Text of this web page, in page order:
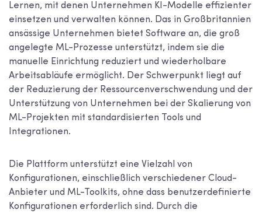
Lernen, mit denen Unternehmen KI-Modelle effizienter
einsetzen und verwalten können. Das in Großbritannien
ansässige Unternehmen bietet Software an, die groß
angelegte ML-Prozesse unterstützt, indem sie die
manuelle Einrichtung reduziert und wiederholbare
Arbeitsabläufe ermöglicht. Der Schwerpunkt liegt auf
der Reduzierung der Ressourcenverschwendung und der
Unterstützung von Unternehmen bei der Skalierung von
ML-Projekten mit standardisierten Tools und
Integrationen.
Die Plattform unterstützt eine Vielzahl von
Konfigurationen, einschließlich verschiedener Cloud-
Anbieter und ML-Toolkits, ohne dass benutzerdefinierte
Konfigurationen erforderlich sind. Durch die